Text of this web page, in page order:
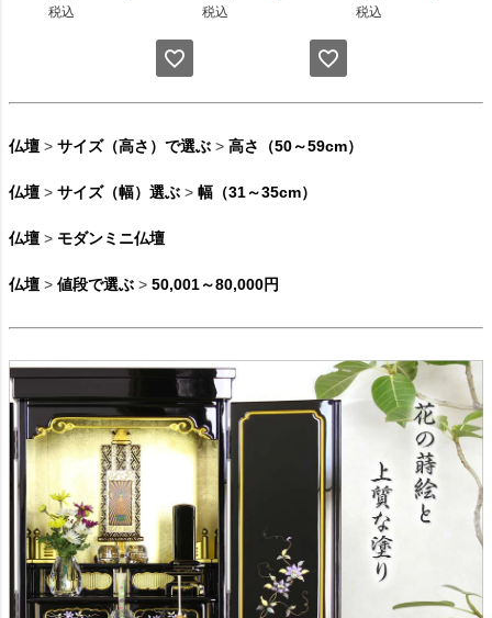
税込 税込 税込
仏壇 > サイズ（高さ）で選ぶ > 高さ（50～59cm）
仏壇 > サイズ（幅）選ぶ > 幅（31～35cm）
仏壇 > モダンミニ仏壇
仏壇 > 値段で選ぶ > 50,001～80,000円